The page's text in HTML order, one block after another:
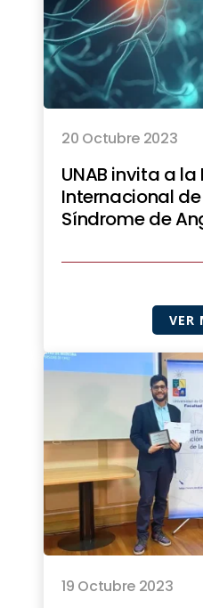
20 Octubre 2023
UNAB invita a
Internacional
Síndrome de
VER
19 Octubre 2023